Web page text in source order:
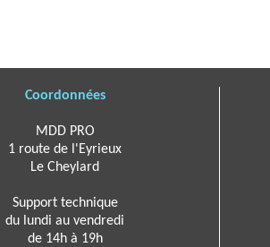
Coordonnées
MDD PRO
1 route de l'Eyrieux
Le Cheylard
Support technique
du lundi au vendredi
de 14h à 19h